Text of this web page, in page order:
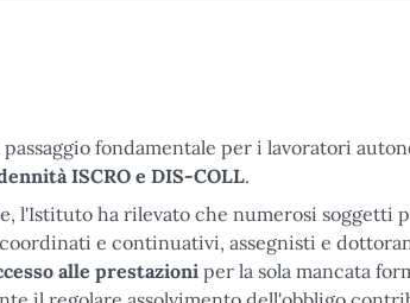
passaggio fondamentale per i lavoratori
ISCRO e DIS-COLL.
l'Istituto ha rilevato che numerosi soggetti
e continuativi, assegnisti e
alle prestazioniper la sola mancata